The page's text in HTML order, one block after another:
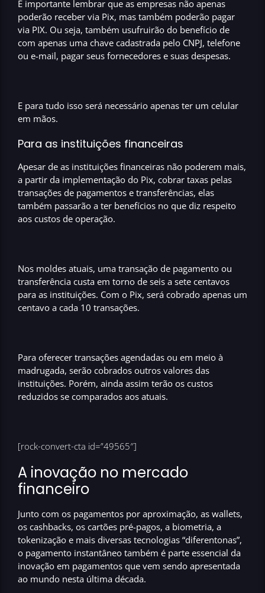
É importante lembrar que as empresas não apenas
poderão receber via Pix, mas também poderão pagar
via PIX. Ou seja, também usufruirão do benefício de
com apenas uma chave cadastrada pelo CNPJ, telefone
ou e-mail, pagar seus fornecedores e suas despesas.
E para tudo isso será necessário apenas ter um celular
em mãos.
Para as instituições financeiras
Apesar de as instituições financeiras não poderem mais,
a partir da implementação do Pix, cobrar taxas pelas
transações de pagamentos e transferências, elas
também passarão a ter benefícios no que diz respeito
aos custos de operação.
Nos moldes atuais, uma transação de pagamento ou
transferência custa em torno de seis a sete centavos
para as instituições. Com o Pix, será cobrado apenas um
centavo a cada 10 transações.
Para oferecer transações agendadas ou em meio à
madrugada, serão cobrados outros valores das
instituições. Porém, ainda assim terão os custos
reduzidos se comparados aos atuais.
[rock-convert-cta id=”49565″]
A inovação no mercado
financeiro
Junto com os pagamentos por aproximação, as wallets,
os cashbacks, os cartões pré-pagos, a biometria, a
tokenização e mais diversas tecnologias “diferentonas”,
o pagamento instantâneo também é parte essencial da
inovação em pagamentos que vem sendo apresentada
ao mundo nesta última década.